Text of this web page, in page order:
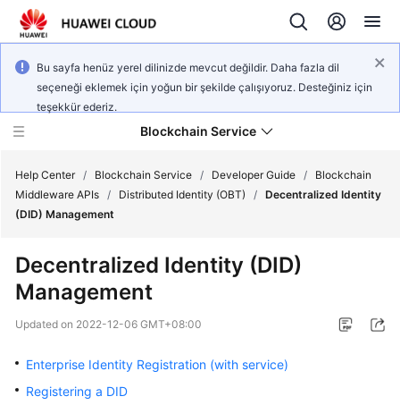
Bu sayfa henüz yerel dilinizde mevcut değildir. Daha fazla dil
seçeneği eklemek için yoğun bir şekilde çalışıyoruz. Desteğiniz için
teşekkür ederiz.
Blockchain Service
Service
Getting
Help Center / Blockchain Service / Developer Guide /
Blockchain
Middleware APIs / Distributed Identity (OBT) / Decentralized Identity
(DID) Management
Decentralized Identity (DID)
Management
Updated on 2022-12-06 GMT+08:00
Enterprise Identity Registration (with service)
Registering a DID